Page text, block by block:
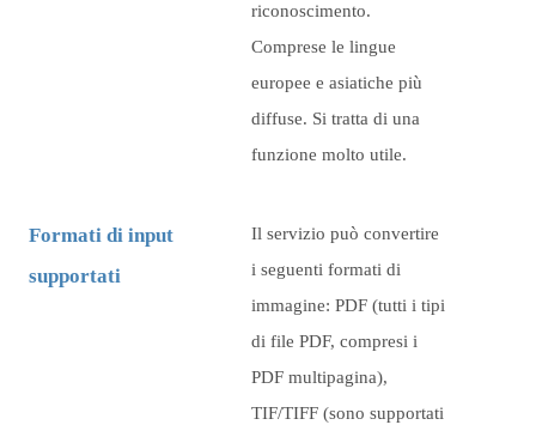
riconoscimento.
Comprese le lingue
europee e asiatiche più
diffuse. Si tratta di una
funzione molto utile.
Formati di input
supportati
Il servizio può convertire
i seguenti formati di
immagine: PDF (tutti i tipi
di file PDF, compresi i
PDF multipagina),
TIF/TIFF (sono supportati